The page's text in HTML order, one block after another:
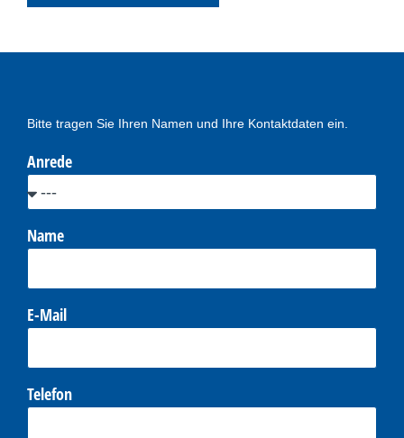
Bitte tragen Sie Ihren Namen und Ihre Kontaktdaten ein.
Anrede
Name
E-Mail
Telefon